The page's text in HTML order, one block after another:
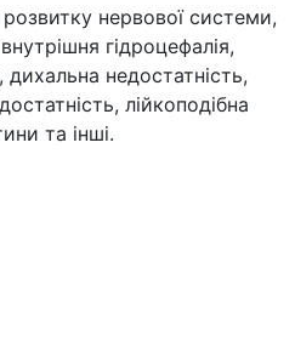
нервової системи,
гідроцефалія,
недостатність,
лійкоподібна
та інші.